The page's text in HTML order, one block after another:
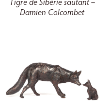
Damien Colcombet